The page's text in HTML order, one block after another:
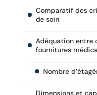
Comparatif des
de soin
Adéquation entre
fournitures
Nombre
Dimensions et